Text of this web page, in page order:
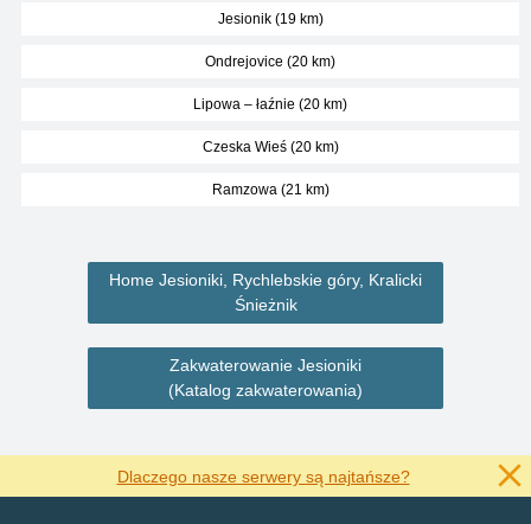
Jesionik (19 km)
Ondrejovice (20 km)
Lipowa – łaźnie (20 km)
Czeska Wieś (20 km)
Ramzowa (21 km)
Home Jesioniki, Rychlebskie góry, Kralicki
Śnieżnik
Zakwaterowanie Jesioniki
(Katalog zakwaterowania)
Dlaczego nasze serwery są najtańsze?